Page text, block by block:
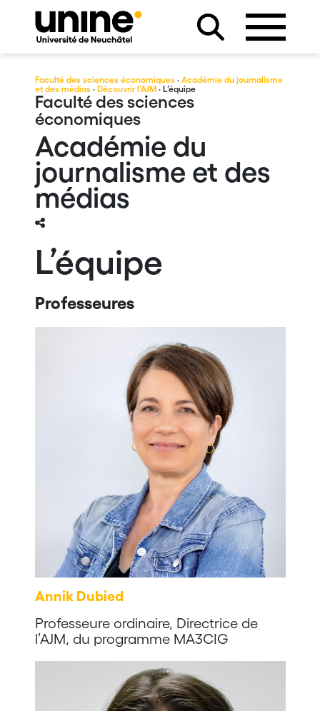
Faculté des sciences économiques · Académie du journalisme
et des médias · Découvrir l’AJM· L’équipe
Faculté des sciences
économiques
Académie du
journalisme et des
médias
L’équipe
Professeures
Annik Dubied
Professeure ordinaire, Directrice de
l’AJM, du programme MA3CIG